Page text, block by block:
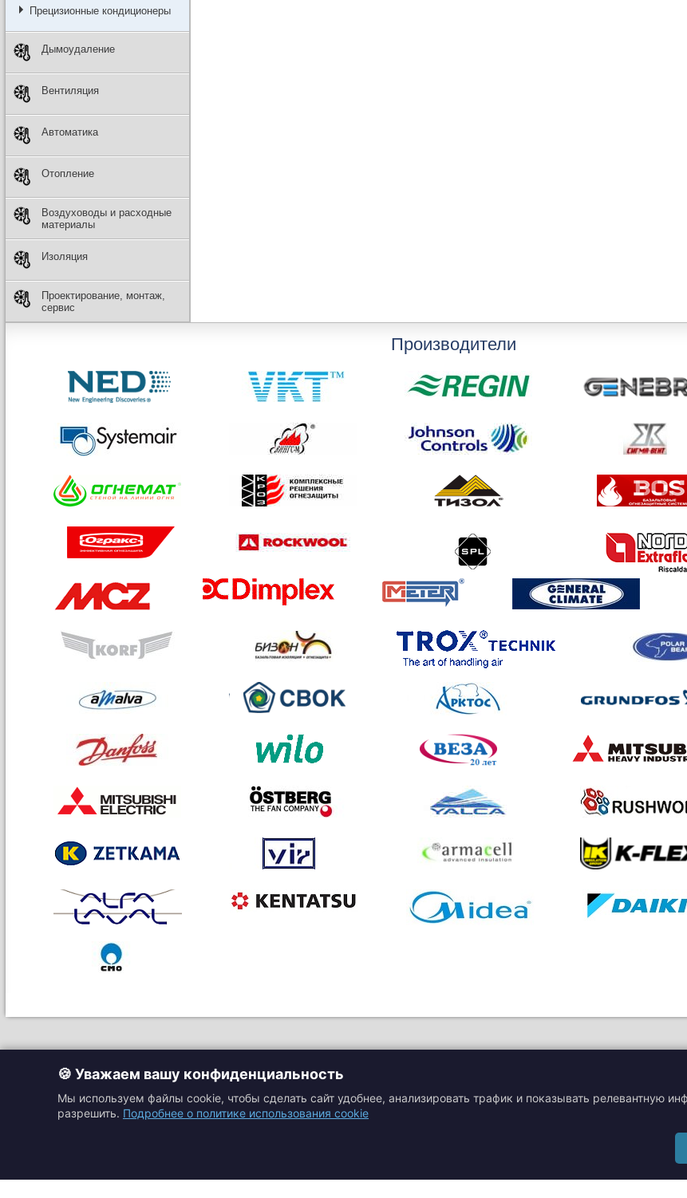
Прецизионные кондиционеры
Дымоудаление
Вентиляция
Автоматика
Отопление
Воздуховоды и расходные
материалы
Изоляция
Проектирование, монтаж,
сервис
Производители
🍪 Уважаем вашу конфиденциальность
Мы используем файлы cookie, чтобы сделать сайт удобнее, анализировать трафик и показывать релевантную
разрешить. Подробнее о политике использования cookie